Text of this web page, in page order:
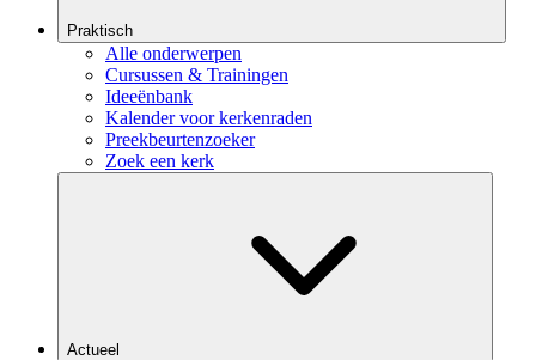
Praktisch
Alle onderwerpen
Cursussen & Trainingen
Ideeënbank
Kalender voor kerkenraden
Preekbeurtenzoeker
Zoek een kerk
Actueel